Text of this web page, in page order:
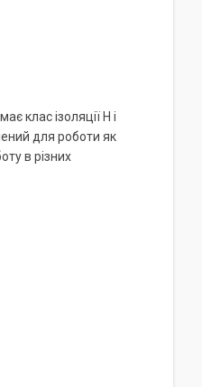
клас ізоляції H і
для роботи як
в різних